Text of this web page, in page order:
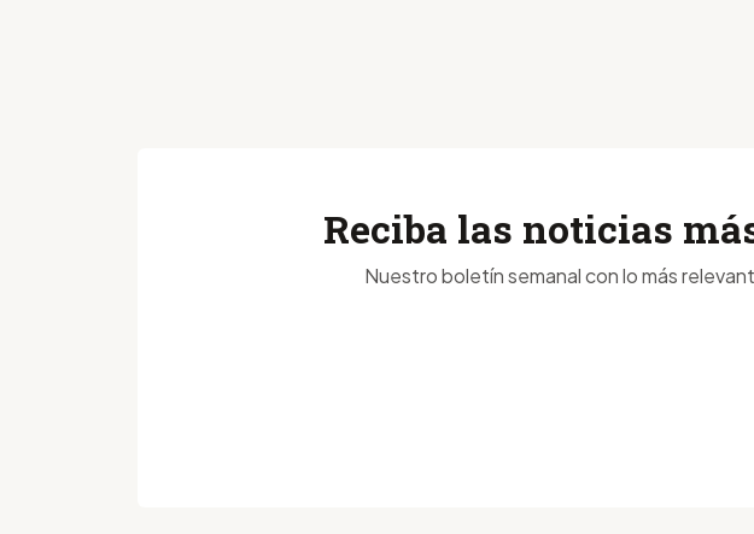
Reciba las noticias
Nuestro boletín semanal con lo más